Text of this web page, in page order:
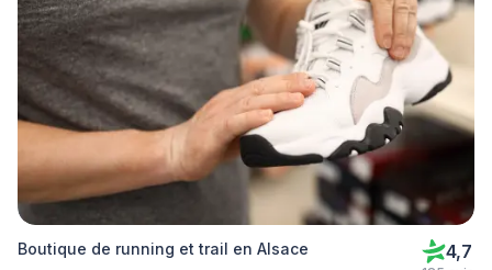
Boutique de running et trail en Alsace 4,7